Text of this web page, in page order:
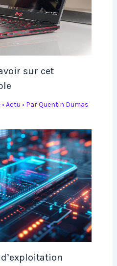
sur cet
• Actu • ParQuentin Dumas